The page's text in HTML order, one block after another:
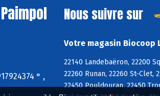
° ,
Nous suivre sur
Votre magasin Biocoop
22140 Landebaëron, 22200
22260 Runan, 22260 St-Clet,
22450 Pouldouran, 22450